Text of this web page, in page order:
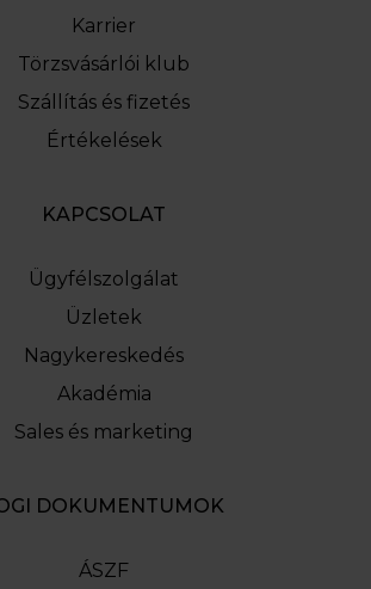
Karrier
Törzsvásárlói klub
Szállítás és fizetés
Értékelések
KAPCSOLAT
Ügyfélszolgálat
Üzletek
Nagykereskedés
Akadémia
Sales és marketing
DOKUMENTUMOK
ÁSZF